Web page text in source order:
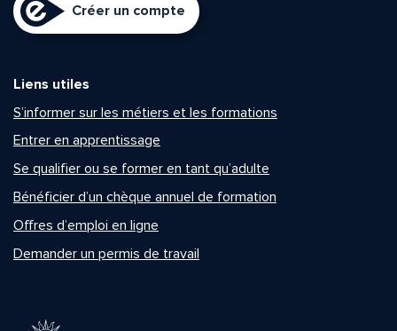
Créer un compte
Liens utiles
S’informer sur les métiers et les formations
Entrer en apprentissage
Se qualifier ou se former en tant qu’adulte
Bénéficier d’un chèque annuel de formation
Offres d’emploi en ligne
Demander un permis de travail